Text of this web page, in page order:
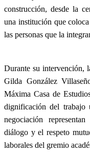
construcción, desde la
una institución que
las personas que la
Durante su intervención,
Gilda González
Máxima Casa de
dignificación del trabajo
negociación
diálogo y el respeto
laborales del gremio